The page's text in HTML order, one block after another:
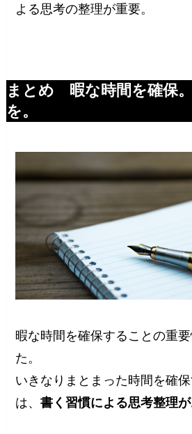
よる思考の整理が重要。
まとめ 暇な時間を確保
を。
暇な時間を確保することの重
た。
いきなりまとまった時間を確
は、書く習慣による思考整理が